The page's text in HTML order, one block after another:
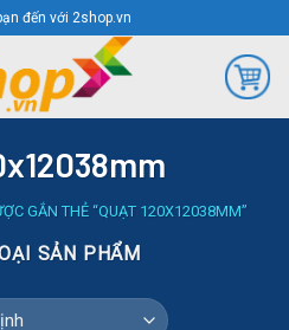
đến với 2shop.vn
GẮN THẺ “QUẠT 120X12038MM”
SẢN PHẨM